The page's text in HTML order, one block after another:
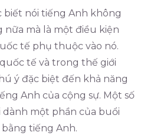
biết nói tiếng Anh không
mà là một điều kiện
tế phụ thuộc vào nó.
tế và trong thế giới
ý đặc biệt đến khả năng
Anh của cộng sự. Một số
một phần của buổi
tiếng Anh.